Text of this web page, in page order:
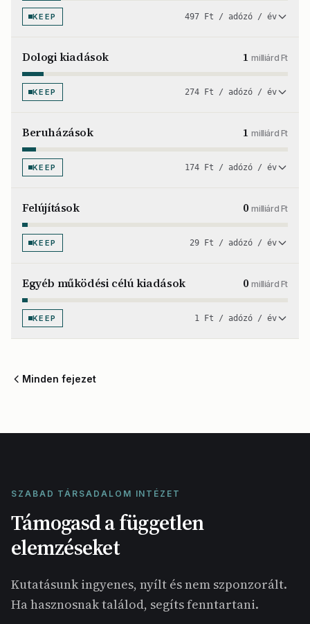
KEEP 497 Ft / adózó / év
Dologi kiadások 1milliárd Ft
KEEP 274 Ft / adózó / év
Beruházások 1milliárd Ft
KEEP 174 Ft / adózó / év
Felújítások 0milliárd Ft
KEEP 29 Ft / adózó / év
Egyéb működési célú kiadások 0milliárd Ft
KEEP 1 Ft / adózó / év
Minden fejezet
SZABAD TÁRSADALOM INTÉZET
Támogasd a független
elemzéseket
Kutatásunk ingyenes, nyílt és nem szponzorált.
Ha hasznosnak találod, segíts fenntartani.